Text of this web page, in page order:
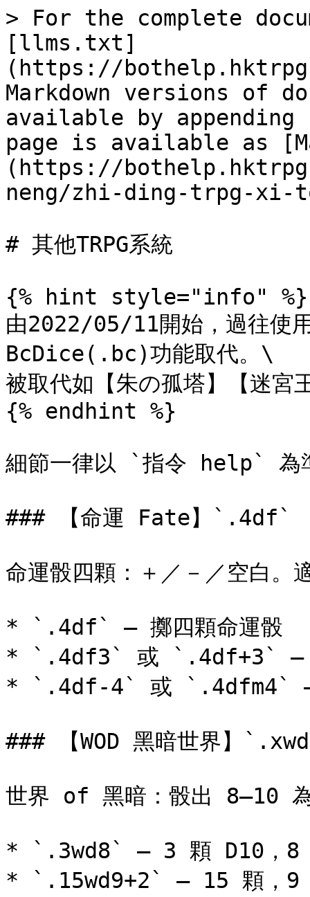
> For the complete
[llms.txt]
(https://
Markdown versions of
available by
page is available as
(https://
neng/zhi-ding-trpg-
# 其他TRPG系統
{% hint style="info" %}
由2022/05/11開始，過往使
BcDice(.bc)功能取代。\
被取代如【朱の孤塔】【迷宮
{% endhint %}
細節一律以 `指令 help`
### 【命運 Fate】`.4df`
命運骰四顆：＋／－／空白
* `.4df` — 擲四顆命運骰
* `.4df3` 或 `.4df+3` —
* `.4df-4` 或 `.4dfm4`
### 【WOD 黑暗世界】
世界 of 黑暗：骰出 8–10 為
* `.3wd8` — 3 顆 D10，8
* `.15wd9+2` — 15 顆，9